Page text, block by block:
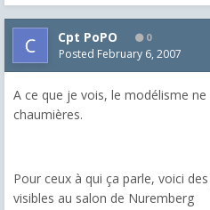
Cpt PoPO 0
Posted February 6, 2007
A ce que je vois, le modélisme
chaumières.
Pour ceux à qui ça parle, voici
visibles au salon de Nuremberg